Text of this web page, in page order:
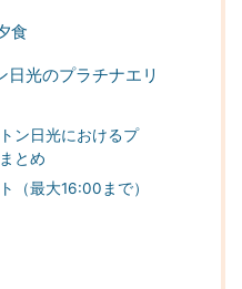
食
光のプラチナエリ
ン日光におけるプ
とめ
（最大16:00まで）